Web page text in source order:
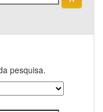
pesquisa.